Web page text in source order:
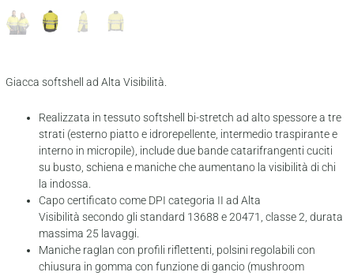
Giacca softshell ad Alta Visibilità.
Realizzata in tessuto softshell bi-stretch ad alto spessore a tre
strati (esterno piatto e idrorepellente, intermedio traspirante e
interno in micropile), include due bande catarifrangenti cuciti
su busto, schiena e maniche che aumentano la visibilità di chi
la indossa.
Capo certificato come DPI categoria II ad Alta
Visibilità secondo gli standard 13688 e 20471, classe 2, durata
massima 25 lavaggi.
Maniche raglan con profili riflettenti, polsini regolabili con
chiusura in gomma con funzione di gancio (mushroom